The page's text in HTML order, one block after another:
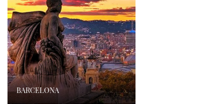
BARCELONA ›